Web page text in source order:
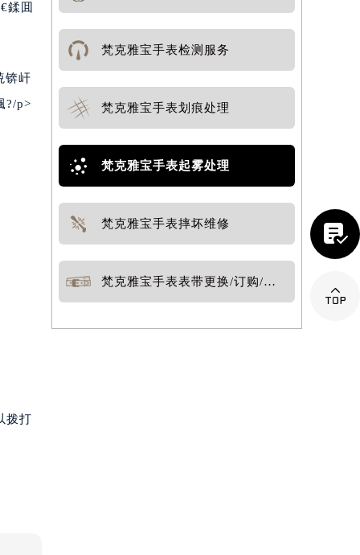
鍒囬
锛屽
?/p>
拨打
梵克雅宝手表检测服务
梵克雅宝手表划痕处理
梵克雅宝手表起雾处理
梵克雅宝手表摔坏维修
梵克雅宝手表表带更换/订购/定制

